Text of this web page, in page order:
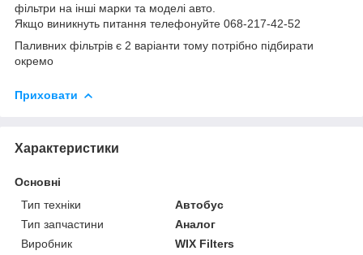
фільтри на інші марки та моделі авто.
Якщо виникнуть питання телефонуйте 068-217-42-52
Паливних фільтрів є 2 варіанти тому потрібно підбирати
окремо
Приховати
Характеристики
Основні
Тип техніки
Автобус
Тип запчастини
Аналог
Виробник
WIX Filters